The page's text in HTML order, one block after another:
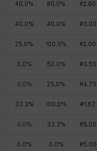
40.0% 80.0% #2.80
40.0% 40.0% #3.00
25.0% 100.0% #2.00
0.0% 50.0% #3.50
0.0% 25.0% #4.75
33.3% 100.0% #1.67
0.0% 33.3% #5.00
0.0% 0.0% #5.00